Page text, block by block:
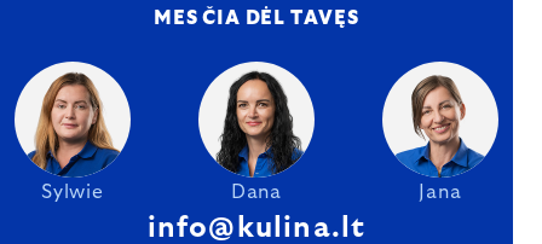
MES ČIA DĖL TAVĘS
Sylwie Dana Jana
info@kulina.lt